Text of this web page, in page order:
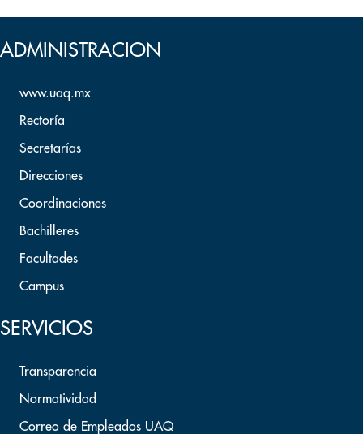
ADMINISTRACION
www.uaq.mx
Rectoría
Secretarías
Direcciones
Coordinaciones
Bachilleres
Facultades
Campus
SERVICIOS
Transparencia
Normatividad
Correo de Empleados UAQ